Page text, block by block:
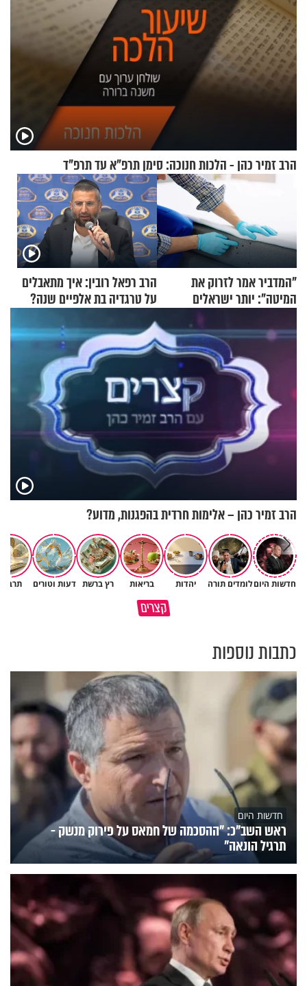
הרב זמיר כהן - הלכות חנוכה: סימן תרפ"א עד תרפ"ד
"המדביר אמר לזרוק את
המיטה": יותר ישראלים
מדווחים על מכת פשפשי
המיטה
הרב רפאל רובין: איך מתאבלים
על טרגדיה בת אלפיים שנה?
הרב זמיר כהן – אלימות חרדית בהפגנות, מדוע?
חדשות היוםלומדים תורה יהדות בריאות רץ ברשת דעות וטורים
קצרים
כיצד ניתן להרחיב דעתו של
כתבות נוספות
חדשות היום
ראש השב"כ: "ההסכמה של חמאס על פירוק מנשק -
תרגיל הונאה"